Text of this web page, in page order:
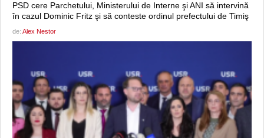
PSD cere Parchetului, Ministerului de Interne şi ANI să intervină
în cazul Dominic Fritz şi să conteste ordinul prefectului de Timiş
de: Alex Nestor